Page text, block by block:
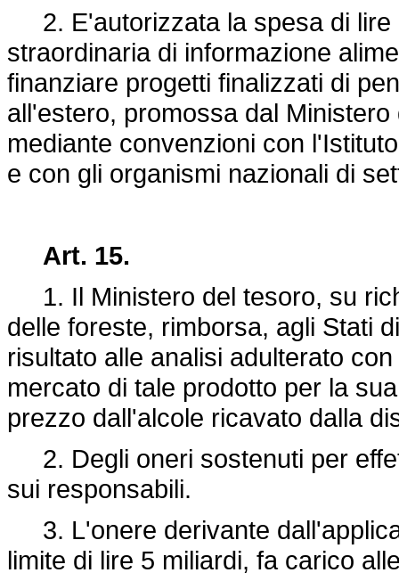
2. E'autorizzata la spesa di lire
straordinaria di informazione
finanziare progetti finalizzati di
all'estero, promossa dal
mediante convenzioni con
e con gli organismi nazionali di
Art. 15.
1. Il Ministero del tesoro, su
delle foreste, rimborsa, agli Stati
risultato alle analisi adulterato
mercato di tale prodotto per la
prezzo dall'alcole ricavato dalla
2. Degli oneri sostenuti per
sui responsabili.
3. L'onere derivante
limite di lire 5 miliardi, fa carico